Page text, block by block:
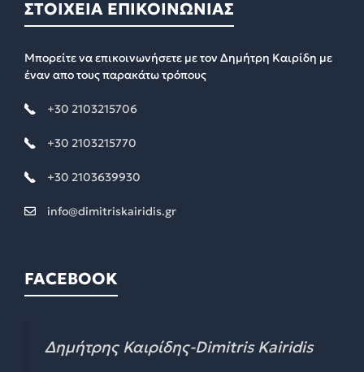
ΣΤΟΙΧΕΙΑ ΕΠΙΚΟΙΝΩΝΙΑΣ
Μπορείτε να επικοινωνήσετε με τον Δημήτρη Καιρίδη με
έναν απο τους παρακάτω τρόπους
+30 2103215706
+30 2103215770
+30 2103639930
info@dimitriskairidis.gr
FACEBOOK
Δημήτρης Καιρίδης-Dimitris Kairidis